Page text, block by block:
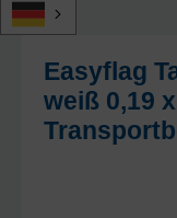
Easyflag
weiß 0,19